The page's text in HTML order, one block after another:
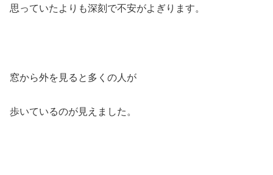
思っていたよりも深刻で不安がよぎります。
窓から外を見ると多くの人が
歩いているのが見えました。